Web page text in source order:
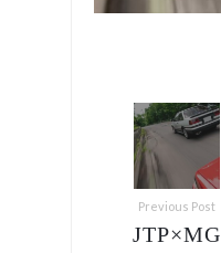
Previous Post
JTP×MG